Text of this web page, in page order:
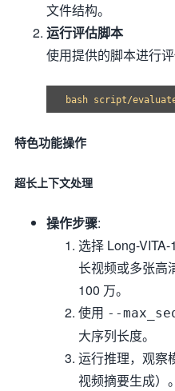
文件结构。
运行评估脚本
使用提供的脚本进行评
特色功能操作
超长上下文处理
操作步骤:
选择 Long-
长视频或多张高
100 万。
使用 --
大序列长度。
运行推理，观察
视频摘要生成）。